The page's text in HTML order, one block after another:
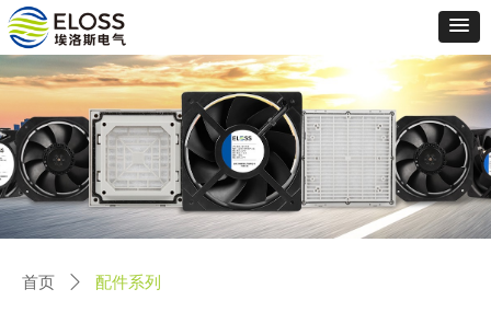
首页 ꄲ 配件系列